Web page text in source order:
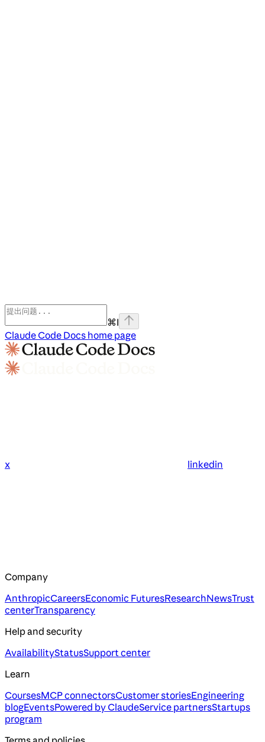
⌘I
Claude Code Docs home page
x linkedin
Company
AnthropicCareersEconomic FuturesResearchNewsTrust
centerTransparency
Help and security
AvailabilityStatusSupport center
Learn
CoursesMCP connectorsCustomer storiesEngineering
blogEventsPowered by ClaudeService partnersStartups
program